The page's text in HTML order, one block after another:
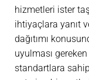
hizmetleri ister
ihtiyaçlara yanıt
dağıtımı
uyulması
standartlara